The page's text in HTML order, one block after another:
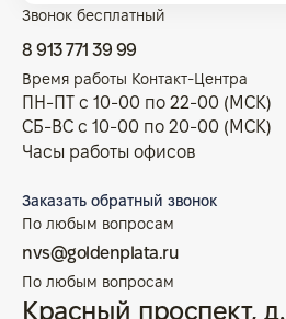
Звонок бесплатный
8 913 771 39 99
Время работы Контакт-Центра
ПН-ПТ с 10-00 по 22-00 (МСК)
СБ-ВС с 10-00 по 20-00 (МСК)
Часы работы офисов
Заказать обратный звонок
По любым вопросам
nvs@goldenplata.ru
По любым вопросам
Красный проспект, д.